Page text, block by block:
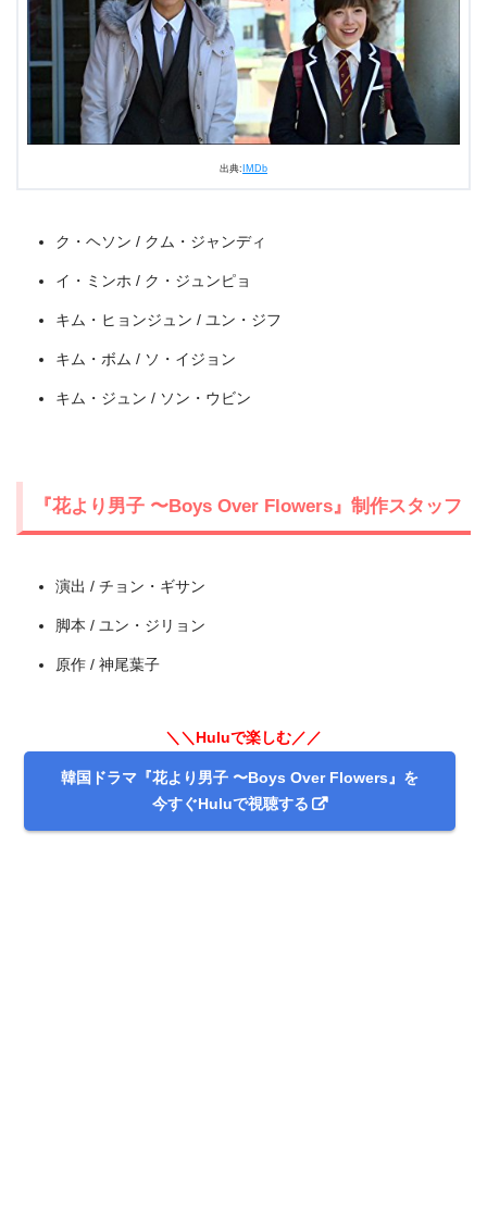
出典: U-NEXT
今すぐ無料でU-NEXTで見る
出典: IMDb
ク・ヘソン / クム・ジャンディ
イ・ミンホ / ク・ジュンピョ
キム・ヒョンジュン / ユン・ジフ
キム・ボム / ソ・イジョン
キム・ジュン / ソン・ウビン
『花より男子 〜Boys Over Flowers』制作スタッフ
演出 / チョン・ギサン
脚本 / ユン・ジリョン
原作 / 神尾葉子
＼＼Huluで楽しむ／／
韓国ドラマ『花より男子 〜Boys Over Flowers』を
今すぐHuluで視聴する